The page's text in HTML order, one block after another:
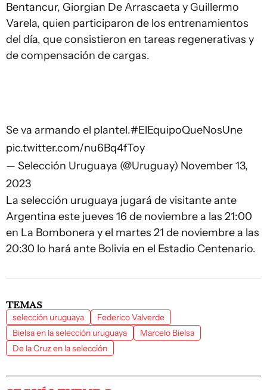
Bentancur, Giorgian De Arrascaeta y Guillermo
Varela, quien participaron de los entrenamientos
del día, que consistieron en tareas regenerativas y
de compensación de cargas.
Se va armando el plantel.#ElEquipoQueNosUne
pic.twitter.com/nu6Bq4fToy
— Selección Uruguaya (@Uruguay) November 13,
2023
La selección uruguaya jugará de visitante ante
Argentina este jueves 16 de noviembre a las 21:00
en La Bombonera y el martes 21 de noviembre a las
20:30 lo hará ante Bolivia en el Estadio Centenario.
TEMAS
selección uruguaya
Federico Valverde
Bielsa en la selección uruguaya
Marcelo Bielsa
De la Cruz en la selección